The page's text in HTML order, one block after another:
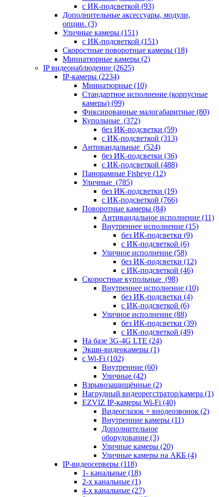
с ИК-подсветкой (93)
Дополнительные аксессуары, модули,
опции. (3)
Уличные камеры (151)
с ИК-подсветкой (151)
Скоростные поворотные камеры (18)
Миниатюрные камеры (2)
IP видеонаблюдение (2625)
IP-камеры (2234)
Миниатюрные (10)
Стандартное исполнение (корпусные
камеры) (99)
Фиксированные малогабаритные (80)
Купольные (372)
без ИК-подсветки (59)
с ИК-подсветкой (313)
Антивандальные (524)
без ИК-подсветки (36)
с ИК-подсветкой (488)
Панорамные Fisheye (12)
Уличные (785)
без ИК-подсветки (19)
с ИК-подсветкой (766)
Поворотные камеры (84)
Антивандальное исполнение (11)
Внутреннее исполнение (15)
без ИК-подсветки (9)
с ИК-подсветкой (6)
Уличное исполнение (58)
без ИК-подсветки (12)
с ИК-подсветкой (46)
Скоростные купольные (98)
Внутреннее исполнение (10)
без ИК-подсветки (4)
с ИК-подсветкой (6)
Уличное исполнение (88)
без ИК-подсветки (39)
с ИК-подсветкой (49)
На базе 3G-4G LTE (24)
Экшн-видеокамеры (1)
с Wi-Fi (102)
Внутренние (60)
Уличные (42)
Взрывозащищённые (2)
Нагрудный видеорегстратор/камера (1)
EZVIZ IP-камеры Wi-Fi (40)
Видеоглазок + виодеозвонок (2)
Внутренние камеры (11)
Дополнительное
оборудование (3)
Уличные камеры (20)
Уличные камеры на АКБ (4)
IP-видеосерверы (118)
1- канальные (18)
2-х канальные (1)
4-х канальные (27)